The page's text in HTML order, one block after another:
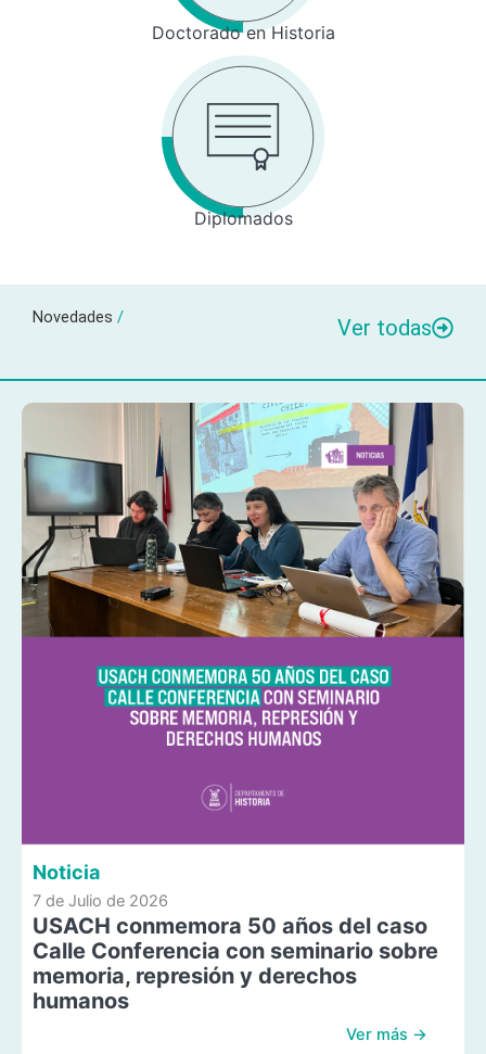
Doctorado en Historia
Diplomados
Novedades / Ver todas
Noticia
7 de Julio de 2026
USACH conmemora 50 años del caso
Calle Conferencia con seminario sobre
memoria, represión y derechos
humanos
Ver más →